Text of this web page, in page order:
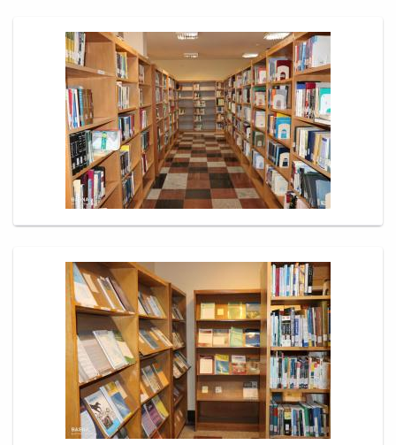
بنیاد
نخبگان
شرکت
های
دانش
بنیان
آئین
نامه
های
پژوهشی
های
پژوهشی